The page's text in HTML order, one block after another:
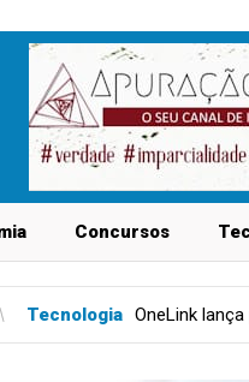
Concursos
lança primeira rede social